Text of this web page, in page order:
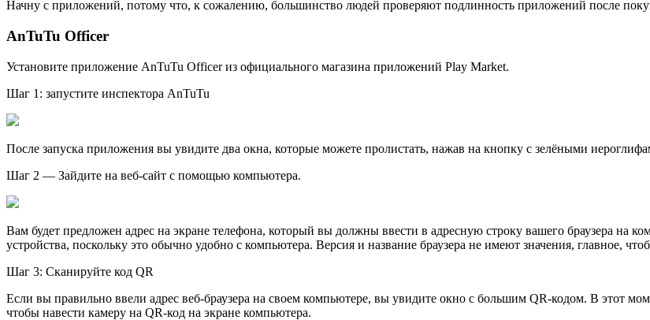
Начну с приложений, потому что, к сожалению, большинство людей проверяют подлинность приложений после
AnTuTu Officer
Установите приложение AnTuTu Officer из официального магазина приложений Play Market.
Шаг 1: запустите инспектора AnTuTu
После запуска приложения вы увидите два окна, которые можете пролистать, нажав на кнопку с зелёными
Шаг 2 — Зайдите на веб-сайт с помощью компьютера.
Вам будет предложен адреc на экране телефона, который вы должны ввести в адресную строку вашего браузера на
устройства, поскольку это обычно удобно с компьютера. Версия и название браузера не имеют значения, главное,
Шаг 3: Сканируйте код QR
Если вы правильно ввели адрес веб-браузера на своем компьютере, вы увидите окно с большим QR-кодом. В этот
чтобы навести камеру на QR-код на экране компьютера.